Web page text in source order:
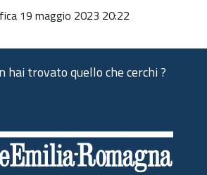
19 maggio 2023 20:22
hai trovato quello che cerchi ?